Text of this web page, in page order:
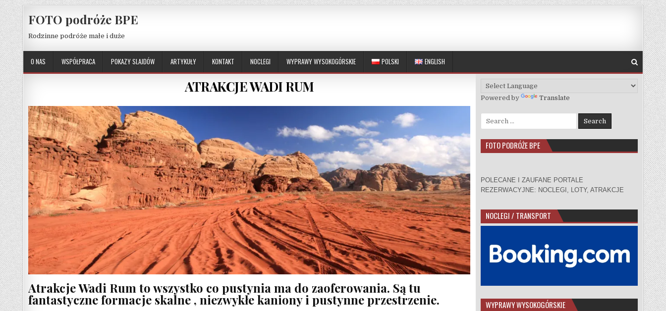
Skip to content
FOTO podróże BPE
Rodzinne podróże małe i duże
O NAS WSPÓŁPRACA POKAZY SLAJDÓW ARTYKUŁY KONTAKT NOCLEGI WYPRAWY WYSOKOGÓRSKIE POLSKI ENGLISH
ATRAKCJE WADI RUM
Atrakcje Wadi Rum to wszystko co pustynia ma do zaoferowania. Są tu
fantastyczne formacje skalne , niezwykłe kaniony i pustynne przestrzenie.
Powered by Translate
Search for:
FOTO PODRÓŻE BPE
POLECANE I ZAUFANE PORTALE
REZERWACYJNE: NOCLEGI, LOTY, ATRAKCJE
NOCLEGI / TRANSPORT
WYPRAWY WYSOKOGÓRSKIE